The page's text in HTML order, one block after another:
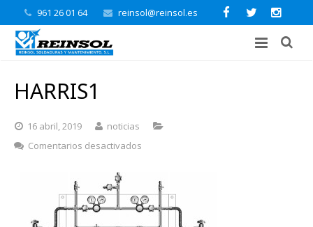
961 26 01 64 reinsol@reinsol.es
HARRIS1
16 abril, 2019
noticias
Comentarios desactivados